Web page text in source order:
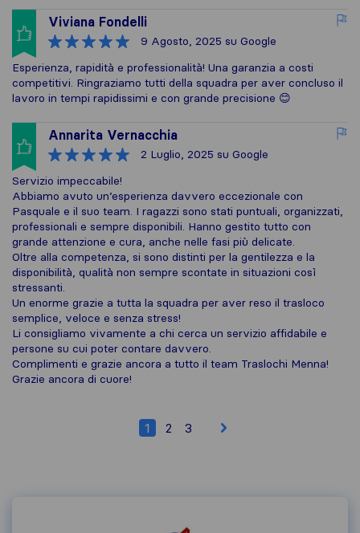
Viviana Fondelli
9 Agosto, 2025 su Google
Esperienza, rapidità e professionalità! Una garanzia a costi
competitivi. Ringraziamo tutti della squadra per aver concluso il
lavoro in tempi rapidissimi e con grande precisione 😊
Annarita Vernacchia
2 Luglio, 2025 su Google
Servizio impeccabile!
Abbiamo avuto un’esperienza davvero eccezionale con
Pasquale e il suo team. I ragazzi sono stati puntuali, organizzati,
professionali e sempre disponibili. Hanno gestito tutto con
grande attenzione e cura, anche nelle fasi più delicate.
Oltre alla competenza, si sono distinti per la gentilezza e la
disponibilità, qualità non sempre scontate in situazioni così
stressanti.
Un enorme grazie a tutta la squadra per aver reso il trasloco
semplice, veloce e senza stress!
Li consigliamo vivamente a chi cerca un servizio affidabile e
persone su cui poter contare davvero.
Complimenti e grazie ancora a tutto il team Traslochi Menna!
Grazie ancora di cuore!
1 2 3